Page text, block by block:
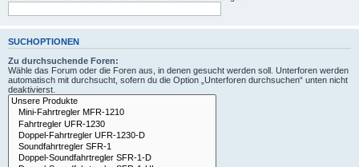
SUCHOPTIONEN
Zu durchsuchende Foren:
Wähle das Forum oder die Foren aus, in denen gesucht werden soll. Unterforen werden
automatisch mit durchsucht, sofern du die Option „Unterforen durchsuchen“ unten nicht
deaktivierst.